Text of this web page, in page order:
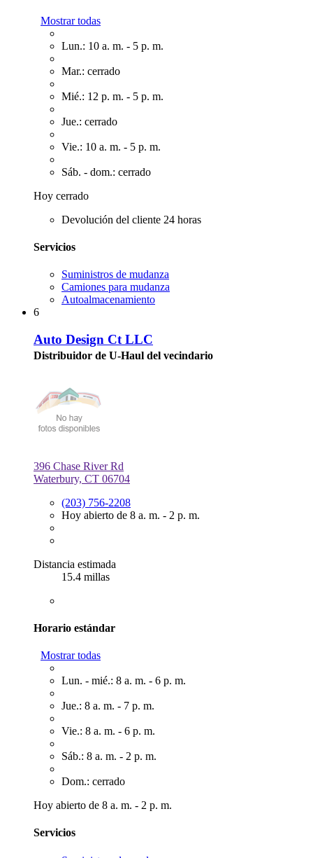
Mostrar todas
Lun.: 10 a. m. - 5 p. m.
Mar.: cerrado
Mié.: 12 p. m. - 5 p. m.
Jue.: cerrado
Vie.: 10 a. m. - 5 p. m.
Sáb. - dom.: cerrado
Hoy cerrado
Devolución del cliente 24 horas
Servicios
Suministros de mudanza
Camiones para mudanza
Autoalmacenamiento
6
Auto Design Ct LLC
Distribuidor de U-Haul del vecindario
396 Chase River Rd
Waterbury, CT 06704
(203) 756-2208
Hoy abierto de 8 a. m. - 2 p. m.
Distancia estimada
15.4 millas
Horario estándar
Mostrar todas
Lun. - mié.: 8 a. m. - 6 p. m.
Jue.: 8 a. m. - 7 p. m.
Vie.: 8 a. m. - 6 p. m.
Sáb.: 8 a. m. - 2 p. m.
Dom.: cerrado
Hoy abierto de 8 a. m. - 2 p. m.
Servicios